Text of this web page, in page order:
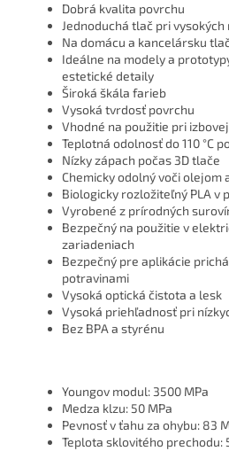
Dobrá kvalita povrchu
Jednoduchá tlač pri
Na domácu a kancelársku tlač
Ideálne na modely a
estetické detaily
Široká škála farieb
Vysoká tvrdosť povrchu
Vhodné na použitie pri
Teplotná odolnosť do 110 °C
Nízky zápach počas 3D tlače
Chemicky odolný voči olejom
Biologicky rozložiteľný PLA v
Vyrobené z prírodných
Bezpečný na použitie v
zariadeniach
Bezpečný pre aplikácie
potravinami
Vysoká optická čistota a lesk
Vysoká priehľadnosť pri
Bez BPA a styrénu
Youngov modul: 3500 MPa
Medza klzu: 50 MPa
Pevnosť v ťahu za ohybu: 83
Teplota sklovitého prechodu: